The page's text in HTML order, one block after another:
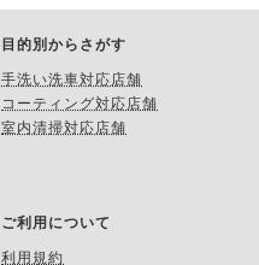
目的別からさがす
手洗い洗車対応店舗
コーティング対応店舗
室内清掃対応店舗
ご利用について
利用規約